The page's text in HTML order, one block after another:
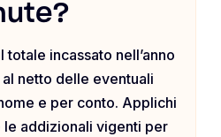
totale incassato nell’anno
netto delle eventuali
e per conto. Applichi
le addizionali vigenti per